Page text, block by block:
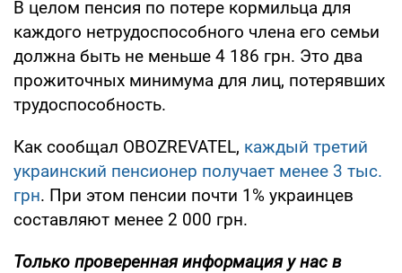
В целом пенсия по потере кормильца для
каждого нетрудоспособного члена его семьи
должна быть не меньше 4 186 грн. Это два
прожиточных минимума для лиц, потерявших
трудоспособность.
Как сообщал OBOZREVATEL, каждый третий
украинский пенсионер получает менее 3 тыс.
грн. При этом пенсии почти 1% украинцев
составляют менее 2 000 грн.
Только проверенная информация у нас в